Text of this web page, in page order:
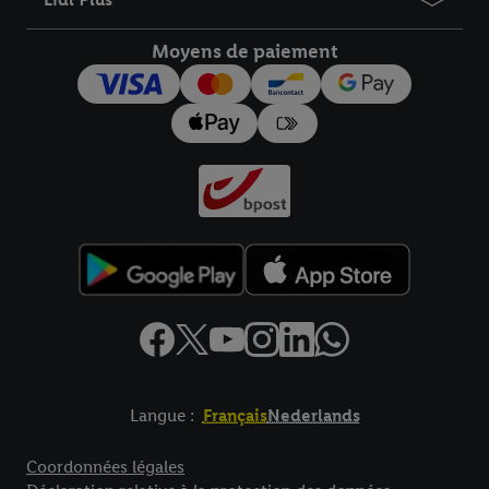
Moyens de paiement
Langue : FrançaisNederlands
Coordonnées légales
droit de révoquer votre consentement à tout moment avec effet
données.Vous trouverez les impressions ici.